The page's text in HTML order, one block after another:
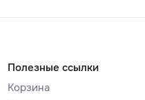
Полезные ссылки
Корзина